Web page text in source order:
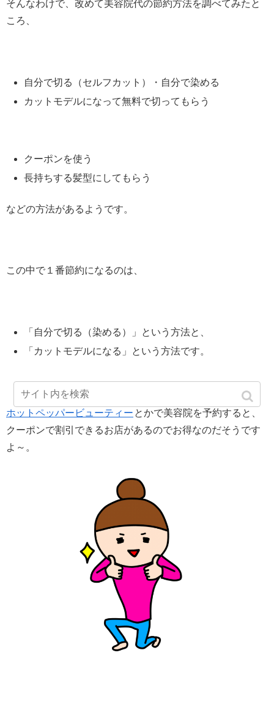
そんなわけで、改めて美容院代の節約方法を調べてみたと
ころ、
自分で切る（セルフカット）・自分で染める
カットモデルになって無料で切ってもらう
クーポンを使う
長持ちする髪型にしてもらう
などの方法があるようです。
この中で１番節約になるのは、
「自分で切る（染める）」という方法と、
「カットモデルになる」という方法です。
ホットペッパービューティー とかで美容院を予約すると、
クーポンで割引できるお店があるのでお得なのだそうです
よ～。